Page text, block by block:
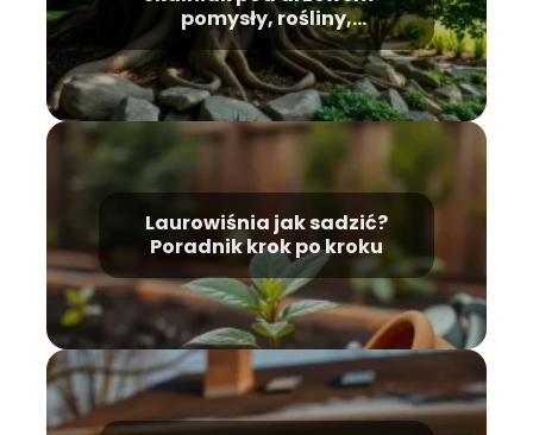
pomysły, rośliny,
pielęgnacja
Laurowiśnia jak sadzić?
Poradnik krok po kroku